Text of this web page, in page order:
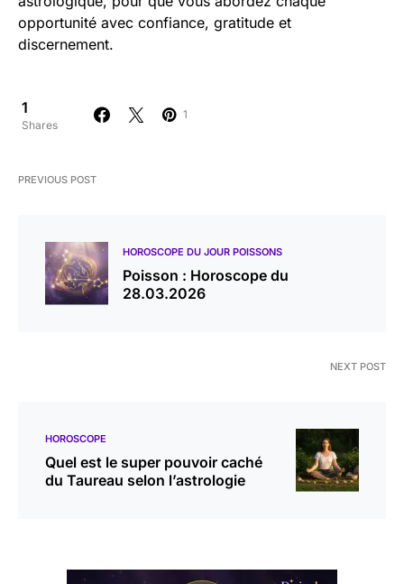
opportunité avec confiance, gratitude et
discernement.
1
Shares
1
PREVIOUS POST
HOROSCOPE DU JOUR POISSONS
Poisson : Horoscope du
28.03.2026
NEXT POST
HOROSCOPE
Quel est le super pouvoir caché
du Taureau selon l’astrologie